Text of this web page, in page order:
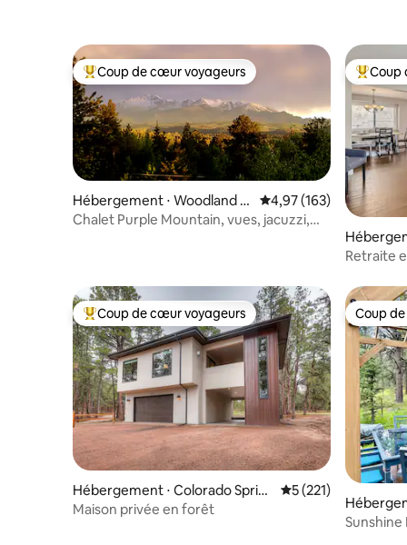
Coups de cœur voyageurs les plus appréciés
Coup de cœur voyageurs
Hébergement ⋅ Woodland P
ark
Évaluation moyenne
4,97 (163)
Chalet Purple Mountain, vues, jacuzzi,
Coups
Coup
ark
Retraite
Coups de cœur voyageurs les plus appréciés
Coup de cœur voyageurs
Hébergement ⋅ Colorado Sprin
gs
Évaluation
5 (221)
Maison privée en forêt
Coup
Coup
ark